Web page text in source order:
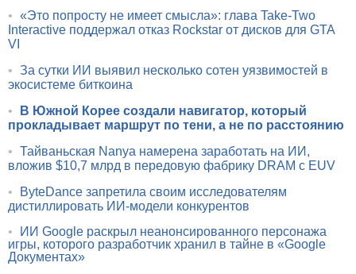
• «Это попросту не имеет смысла»: глава Take-Two
Interactive поддержал отказ Rockstar от дисков для GTA
VI
• За сутки ИИ выявил несколько сотен уязвимостей в
экосистеме биткоина
•
В Южной Корее создали навигатор, который
прокладывает маршрут по тени, а не по расстоянию
• Тайваньская Nanya намерена заработать на ИИ,
вложив $10,7 млрд в передовую фабрику DRAM с EUV
•
ByteDance запретила своим исследователям
дистиллировать ИИ-модели конкурентов
•
ИИ Google раскрыл неанонсированного персонажа
игры, которого разработчик хранил в тайне в «Google
Документах»